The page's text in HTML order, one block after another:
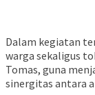
Dalam kegiatan
warga sekaligus
Tomas, guna
sinergitas antara